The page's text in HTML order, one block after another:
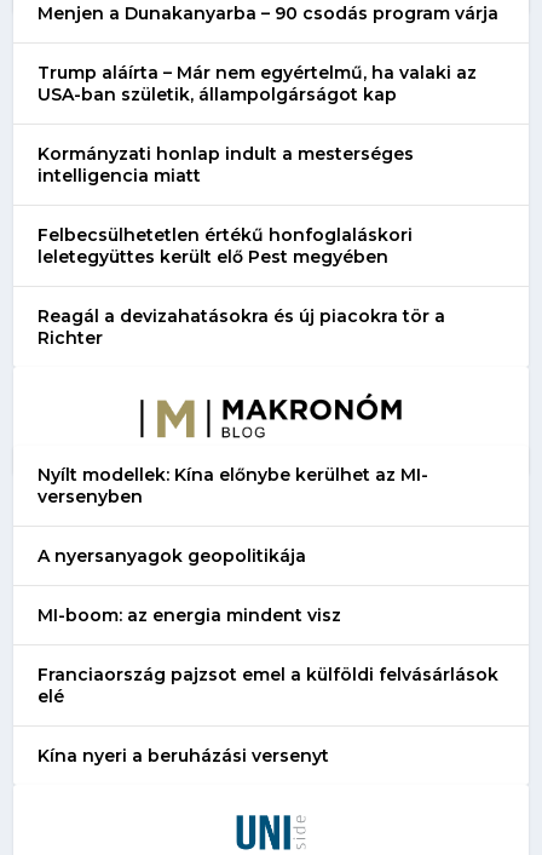
Menjen a Dunakanyarba – 90 csodás program várja
Trump aláírta – Már nem egyértelmű, ha valaki az
USA-ban születik, állampolgárságot kap
Kormányzati honlap indult a mesterséges
intelligencia miatt
Felbecsülhetetlen értékű honfoglaláskori
leletegyüttes került elő Pest megyében
Reagál a devizahatásokra és új piacokra tör a
Richter
Nyílt modellek: Kína előnybe kerülhet az MI-
versenyben
A nyersanyagok geopolitikája
MI-boom: az energia mindent visz
Franciaország pajzsot emel a külföldi felvásárlások
elé
Kína nyeri a beruházási versenyt